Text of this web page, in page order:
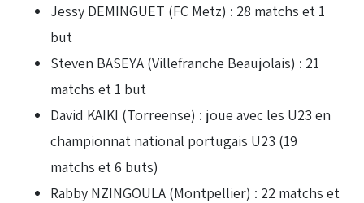
Jessy DEMINGUET (FC Metz) : 28 matchs et 1
but
Steven BASEYA (Villefranche Beaujolais) : 21
matchs et 1 but
David KAIKI (Torreense) : joue avec les U23 en
championnat national portugais U23 (19
matchs et 6 buts)
Rabby NZINGOULA (Montpellier) : 22 matchs et